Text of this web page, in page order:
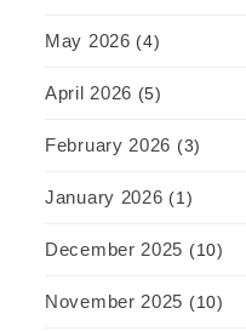
May 2026 (4)
April 2026 (5)
February 2026 (3)
January 2026 (1)
December 2025 (10)
November 2025 (10)